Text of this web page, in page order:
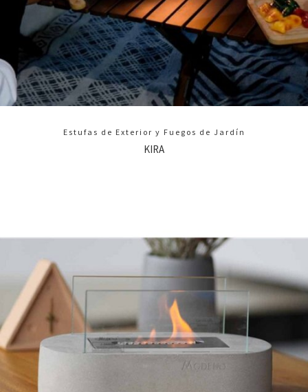
Estufas de Exterior y Fuegos de Jardín
KIRA